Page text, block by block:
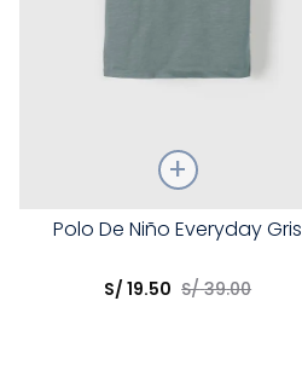
TallaPolo De Niño Everyday Gris
S/ 19.50 S/ 39.00